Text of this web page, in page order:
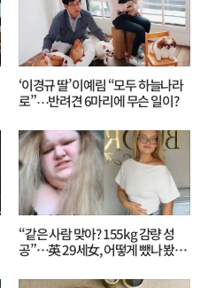
‘이경규 딸’ 이예림 “모두 하늘나라
로”⋯반려견 6마리에 무슨 일이?
“같은 사람 맞아? 155kg 감량 성
공”…英 29세女, 어떻게 뺐나 봤더